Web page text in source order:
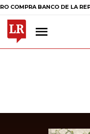
BANCO DE LA REPÚBLICA